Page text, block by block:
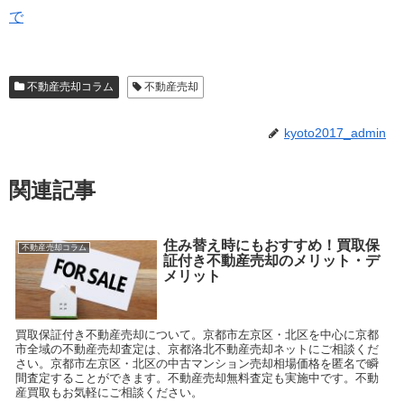
で
不動産売却コラム 不動産売却
kyoto2017_admin
関連記事
不動産売却コラム
住み替え時にもおすすめ！買取保
証付き不動産売却のメリット・デ
メリット
買取保証付き不動産売却について。京都市左京区・北区を中心に京都
市全域の不動産売却査定は、京都洛北不動産売却ネットにご相談くだ
さい。京都市左京区・北区の中古マンション売却相場価格を匿名で瞬
間査定することができます。不動産売却無料査定も実施中です。不動
産買取もお気軽にご相談ください。